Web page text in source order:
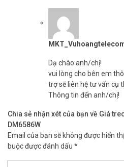
Dạ chào anh/chị!
vui lòng cho bên em
trợ sẽ liên hệ tư vấn cụ
Thông tin đến anh/chị!
Chia sẻ nhận xét của bạn về Giá
DM6586W
Email của bạn sẽ không được hiển
buộc được đánh dấu *